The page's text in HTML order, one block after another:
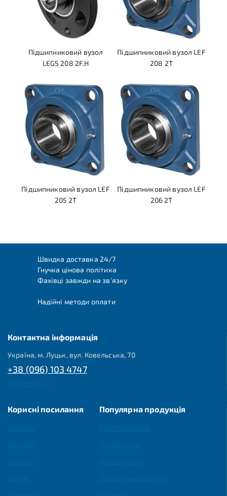
Підшипниковий вузол
LEGS 208 2F.H
Підшипниковий вузол LEF
208 2T
Підшипниковий вузол LEF
205 2T
Підшипниковий вузол LEF
206 2T
Швидка доставка 24/7
Гнучка цінова політика
Фахівці завжди на зв'язку
Надійні методи оплати
Контактна інформація
Україна, м. Луцьк, вул. Ковельська, 70
+38 (096) 103 4747
Корисні посилання Популярна продукція